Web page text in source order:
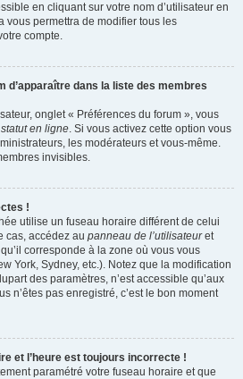
en cliquant sur votre nom d’utilisateur en
vous permettra de modifier tous les
compte.
d’apparaître dans la liste des membres
onglet « Préférences du forum », vous
en ligne. Si vous activez cette option vous
les modérateurs et vous-même.
invisibles.
!
utilise un fuseau horaire différent de celui
cas, accédez au panneau de l’utilisateuret
corresponde à la zone où vous vous
York, Sydney, etc.). Notez que la modification
des paramètres, n’est accessible qu’aux
n’êtes pas enregistré, c’est le bon moment
et l’heure est toujours incorrecte !
paramétré votre fuseau horaire et que